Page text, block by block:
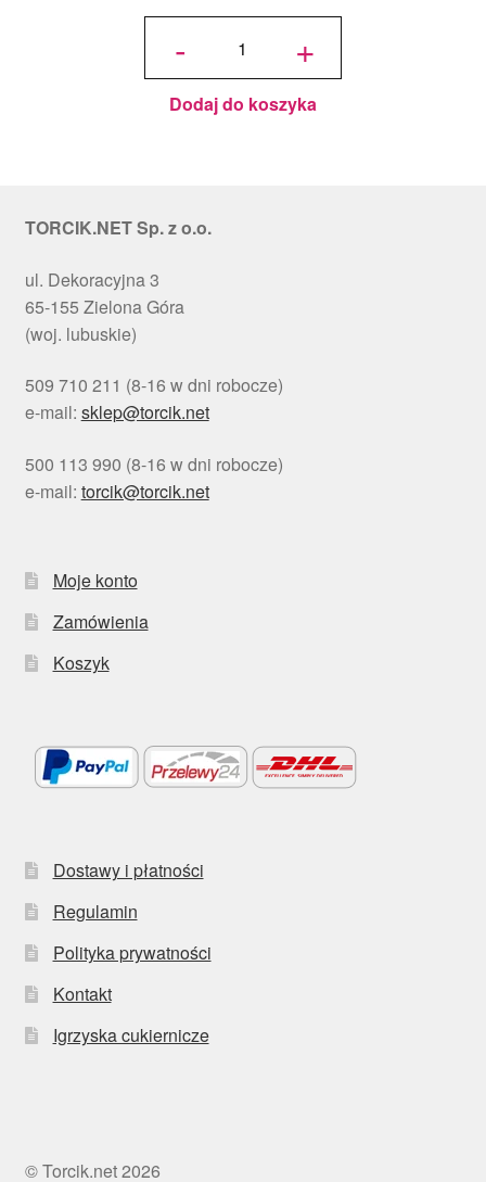
-
ilość
okrągły
Choinki
Ø 30
cm, h 1
cm - PC
+
Dodaj do koszyka
TORCIK.NET Sp. z o.o.
ul. Dekoracyjna 3
65-155 Zielona Góra
(woj. lubuskie)
509 710 211 (8-16 w dni robocze)
e-mail: sklep@torcik.net
500 113 990 (8-16 w dni robocze)
e-mail: torcik@torcik.net
Moje konto
Zamówienia
Koszyk
Dostawy i płatności
Regulamin
Polityka prywatności
Kontakt
Igrzyska cukiernicze
© Torcik.net 2026